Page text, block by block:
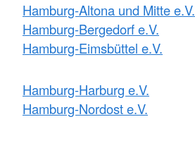
Hamburg-Altona und Mitte e.V.
Hamburg-Bergedorf e.V.
Hamburg-Eimsbüttel e.V.
Hamburg-Harburg e.V.
Hamburg-Nordost e.V.